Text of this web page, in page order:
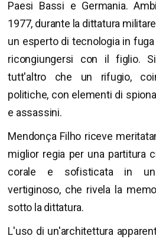
Paesi Bassi e Germania.
1977, durante la dittatura
un esperto di tecnologia in
ricongiungersi con il figlio.
tutt'altro che un rifugio,
politiche, con elementi di
e assassini.
Mendonça Filho riceve
miglior regia per una partitura
corale e sofisticata in un
vertiginoso, che rivela la
sotto la dittatura.
L'uso di un'architettura